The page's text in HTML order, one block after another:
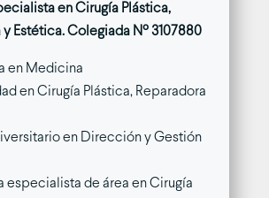
en Cirugía Plástica,
y Estética. Colegiada Nº 3107880
en Medicina
en Cirugía Plástica, Reparadora
en Dirección y Gestión
especialista de área en Cirugía